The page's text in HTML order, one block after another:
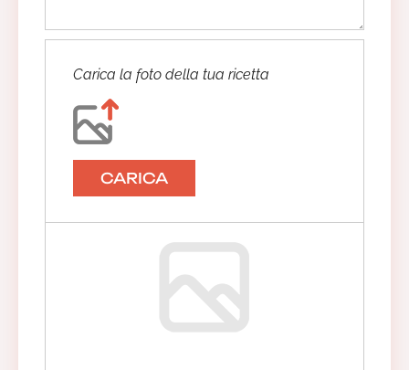
Carica la foto della tua ricetta
CARICA
La redazione
messaggio. Continua a seguirci! 😉
02/03/2019 13:14:23